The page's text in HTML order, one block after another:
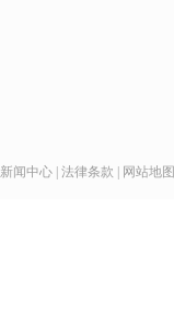
新闻中心 法律条款 网站地图